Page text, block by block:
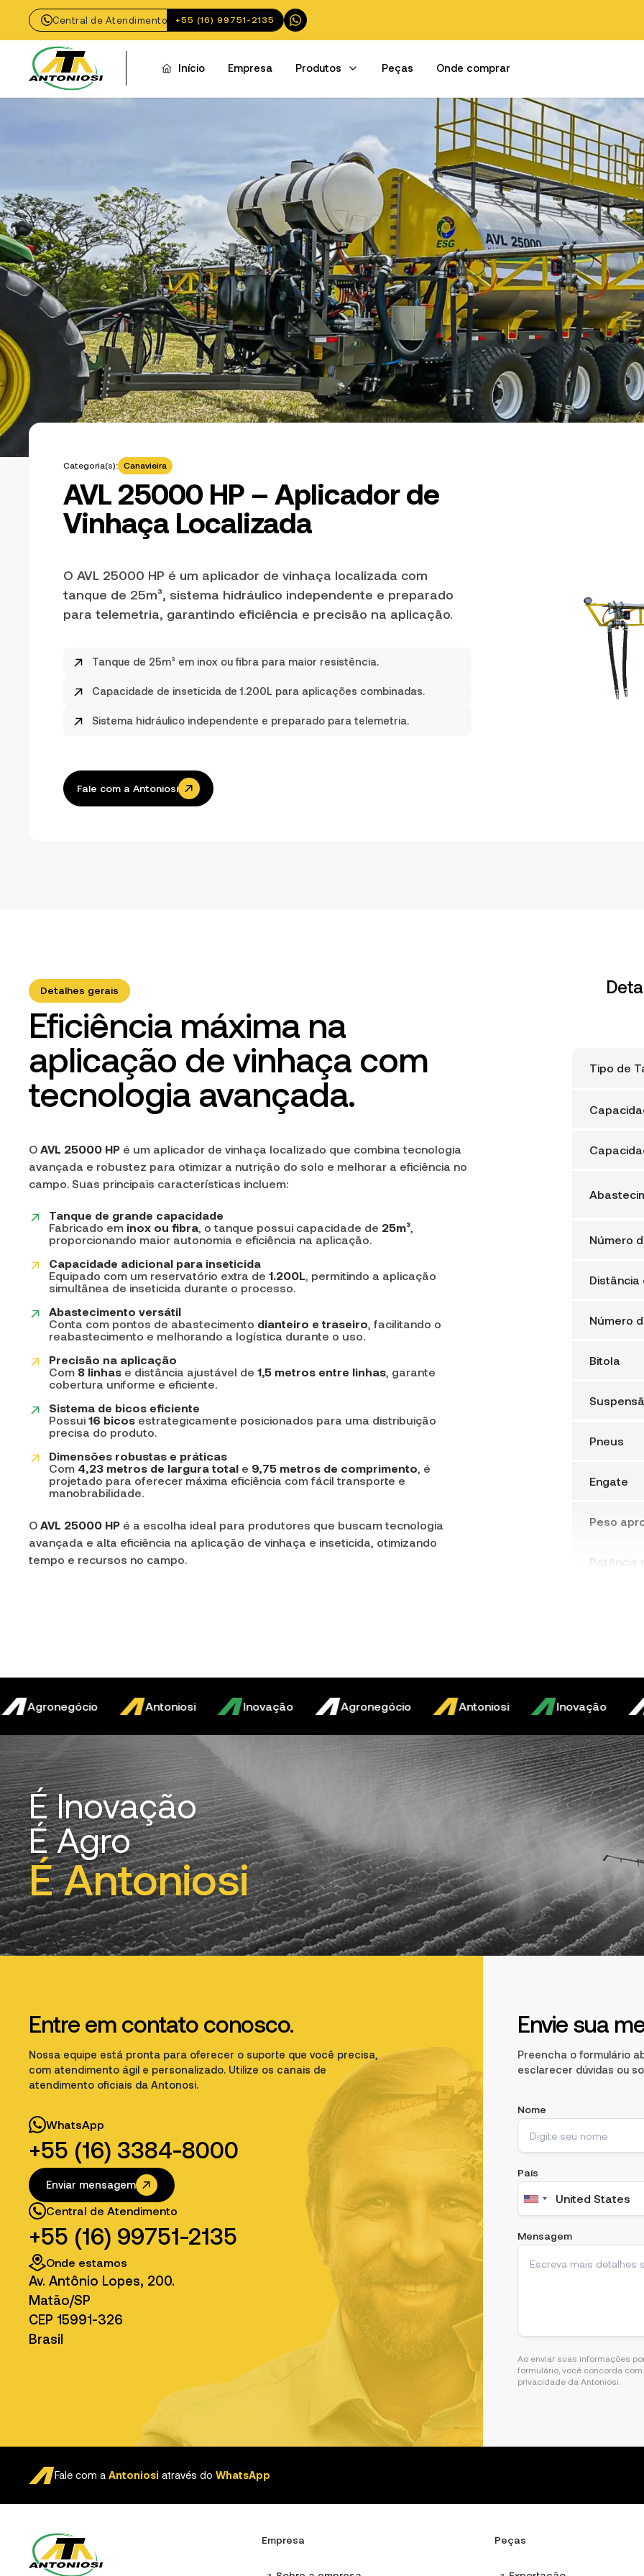
Central de Atendimento +55 (16) 99751-2135
Início Empresa Produtos Peças Onde comprar
Categoria(s): Canavieira
AVL 25000 HP – Aplicador de
Vinhaça Localizada
O AVL 25000 HP é um aplicador de vinhaça localizada com
tanque de 25m³, sistema hidráulico independente e preparado
para telemetria, garantindo eficiência e precisão na aplicação.
Tanque de 25m³ em inox ou fibra para maior resistência.
Capacidade de inseticida de 1.200L para aplicações combinadas.
Sistema hidráulico independente e preparado para telemetria.
Fale com a Antoniosi
Detalhes gerais
Eficiência máxima na
aplicação de vinhaça com
tecnologia avançada.
O AVL 25000 HP é um aplicador de vinhaça localizado que combina tecnologia
avançada e robustez para otimizar a nutrição do solo e melhorar a eficiência no
campo. Suas principais características incluem:
Tanque de grande capacidade
Fabricado em inox ou fibra, o tanque possui capacidade de 25m³,
proporcionando maior autonomia e eficiência na aplicação.
Capacidade adicional para inseticida
Equipado com um reservatório extra de 1.200L, permitindo a aplicação
simultânea de inseticida durante o processo.
Abastecimento versátil
Conta com pontos de abastecimento dianteiro e traseiro, facilitando o
reabastecimento e melhorando a logística durante o uso.
Precisão na aplicação
Com 8 linhas e distância ajustável de 1,5 metros entre linhas, garante
cobertura uniforme e eficiente.
Sistema de bicos eficiente
Possui 16 bicos estrategicamente posicionados para uma distribuição
precisa do produto.
Dimensões robustas e práticas
Com 4,23 metros de largura total e 9,75 metros de comprimento, é
projetado para oferecer máxima eficiência com fácil transporte e
manobrabilidade.
O AVL 25000 HP é a escolha ideal para produtores que buscam tecnologia
avançada e alta eficiência na aplicação de vinhaça e inseticida, otimizando
tempo e recursos no campo.
Tipo de
Número
Distância
Número
Bitola
Pneus
Engate
Peso
Potência
Antoniosi Inovação Agronegócio Antoniosi Inovação
É Inovação
É Agro
É Antoniosi
Entre em contato conosco.
Nossa equipe está pronta para oferecer o suporte que você precisa,
com atendimento ágil e personalizado. Utilize os canais de
atendimento oficiais da Antonosi.
WhatsApp
+55 (16) 3384-8000
Enviar mensagem
Central de Atendimento
+55 (16) 99751-2135
Onde estamos
Av. Antônio Lopes, 200.
Matão/SP
CEP 15991-326
Brasil
Envie sua
Preencha o formulário
esclarecer dúvidas ou
Nome
País
Mensagem
Ao enviar suas informações
formulário, você concorda
privacidade da Antoniosi.
Fale com a Antoniosi através do WhatsApp
Empresa Peças